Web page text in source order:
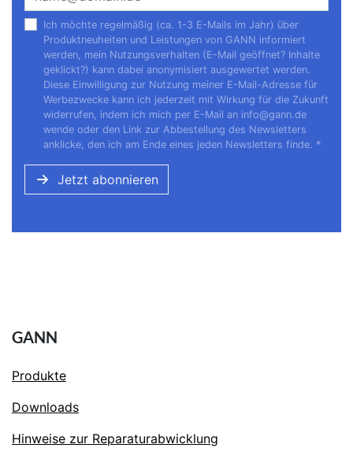
Ich möchte regelmäßig (ca. 1-3 E-Mails im Jahr) über
Produktneuheiten und Leistungen von GANN informiert
werden, mein Nutzungsverhalten (E-Mail geöffnet? Inhalte
geklickt?) kann dabei anonymisiert ausgewertet werden.
Diese Einwilligung zur Nutzung meiner E-Mail-Adresse für
Werbezwecke kann ich jederzeit mit Wirkung für die Zukunft
widerrufen, indem ich mich per E-Mail an info@gann.de
wende oder den Link zur Abbestellung des Newsletters
anklicke, den ich am Ende eines jeden Newsletters finde. *
Jetzt abonnieren
GANN
Produkte
Downloads
Hinweise zur Reparaturabwicklung